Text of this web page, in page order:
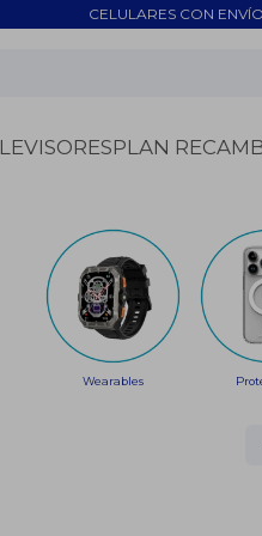
CELULARES CON
PLAN
Wearables